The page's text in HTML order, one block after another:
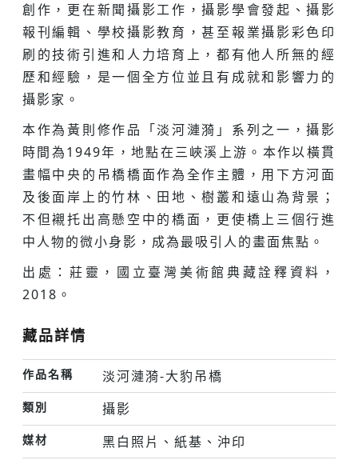
創作，更在新聞攝影工作，攝影學會發起、攝影
報刊編輯、學校攝影教育，甚至報業攝影彩色印
刷的技術引進和人力培育上，都有他人所無的經
歷和經驗，是一個全方位並且有成就和影響力的
攝影家。
本作為黃則修作品「淡河漣漪」系列之一，攝影
時間為1949年，地點在三峽溪上游。本作以橫貫
畫幅中央的吊橋橋面作為全作主體，用下方河面
及後面岸上的竹林、田地、樹叢和遠山為背景；
不但襯托出高懸空中的橋面，更使橋上三個行進
中人物的微小身影，成為最吸引人的畫面焦點。
出處：莊靈，國立臺灣美術館典藏詮釋資料，
2018。
藏品詳情
作品名稱 淡河漣漪-大豹吊橋
類別 攝影
媒材 黑白照片、紙基、沖印